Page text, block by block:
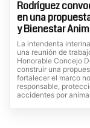
Rodríguez
en una
y Bienestar
La intendenta
una reunión de
Honorable Concejo
construir una
fortalecer el marco
responsable,
accidentes por